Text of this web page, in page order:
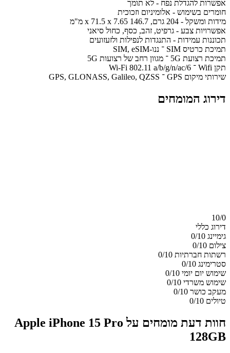
אפשרות להגדלת נפח - לא תומך
חומרים בשימוש - אלומיניום וזכוכית
מידות ומשקל - 204 גרם, 146.7 x 71.5 x 7.65 מ"מ
אפשרויות צבע - גרפיט, זהב, כסף, כחול סיאני
תכוננות עמידות - התנגדות לנפילות ולזעזועים
תמיכת כרטיס SIM ־ ננו-SIM, eSIM
תמיכת רצועת 5G ־ מגוון רחב של רצועות 5G
תקן Wifi ־ Wi-Fi 802.11 a/b/g/n/ac/6
שירותי מיקום GPS ־ GPS, GLONASS, Galileo, QZSS
דירוג המומחים
10/0
דירוג כללי
גימיינג 0/10
צילום 0/10
רשתות חברתיות 0/10
סטרימינג 0/10
שימוש יום יומי 0/10
שימוש משרדי 0/10
מעקב כושר 0/10
טיולים 0/10
חוות דעת מומחים על Apple iPhone 15 Pro
128GB